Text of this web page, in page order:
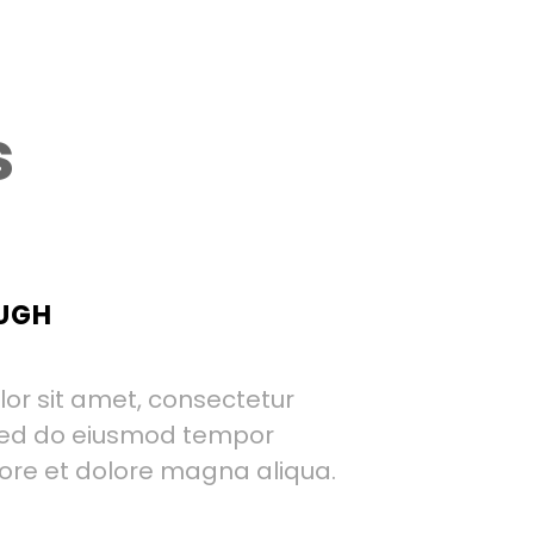
sit amet, consectetur
do eiusmod tempor
et dolore magna aliqua.